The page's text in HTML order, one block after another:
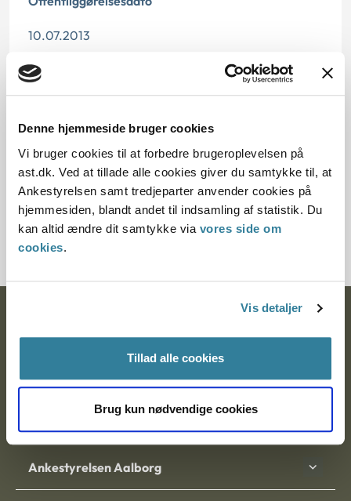
Denne hjemmeside bruger cookies
Vi bruger cookies til at forbedre brugeroplevelsen på
ast.dk. Ved at tillade alle cookies giver du samtykke til, at
Ankestyrelsen samt tredjeparter anvender cookies på
hjemmesiden, blandt andet til indsamling af statistik. Du
kan altid ændre dit samtykke via vores side om
cookies.
Vis detaljer
Tillad alle cookies
Brug kun nødvendige cookies
10.07.2013
Denne principafgørelse er kasseret den 9. april 2019,
Paragraf
§ 33 § 30
Journalnummer
2100139-11
Nytorv 7, 2. sal
9000 Aalborg
Ankestyrelsen Aalborg